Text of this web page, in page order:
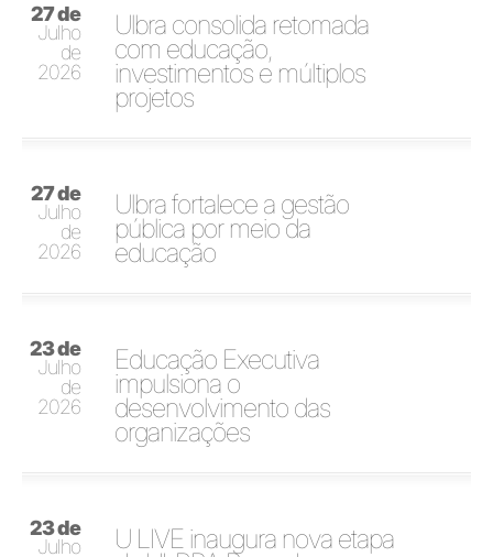
27 de
Julho
de
2026
Ulbra consolida retomada
com educação,
investimentos e múltiplos
projetos
27 de
Julho
de
2026
Ulbra fortalece a gestão
pública por meio da
educação
23 de
Julho
de
2026
Educação Executiva
impulsiona o
desenvolvimento das
organizações
23 de
Julho
U LIVE inaugura nova etapa